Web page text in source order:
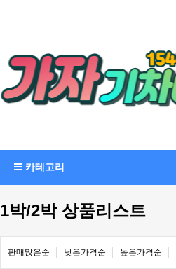
카테고리
1박/2박 상품리스트
판매많은순 낮은가격순 높은가격순